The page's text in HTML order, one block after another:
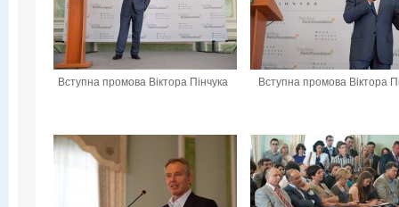
Вступна промова Віктора Пінчука Вступна промова Віктора